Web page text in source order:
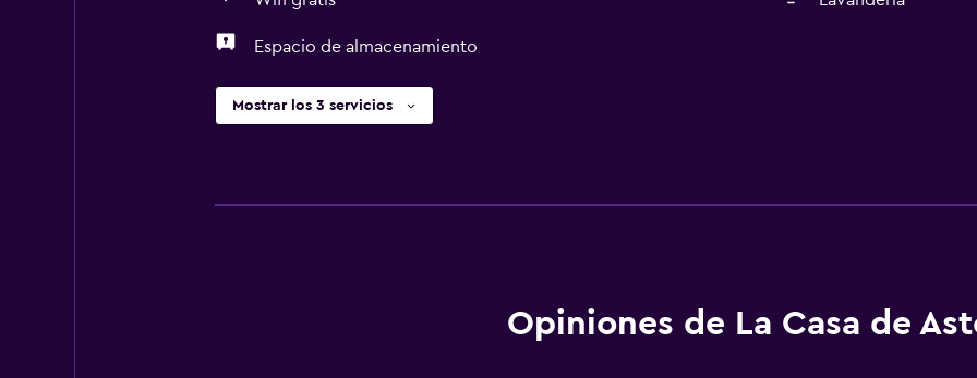
Espacio de almacenamiento
Mostrar los 3 servicios
Opiniones de La Casa de